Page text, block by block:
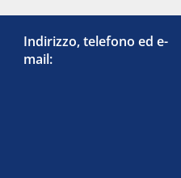
Indirizzo, telefono ed e-
mail: